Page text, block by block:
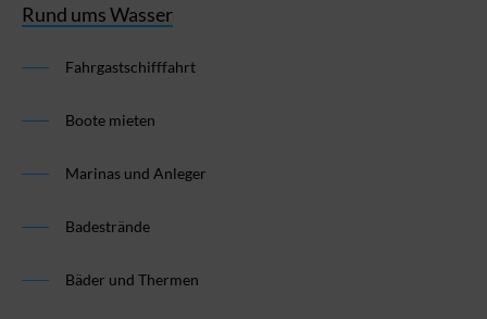
Rund ums Wasser
Fahrgastschifffahrt
Boote mieten
Marinas und Anleger
Badestrände
Bäder und Thermen